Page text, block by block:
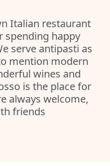
Italian restaurant
spending happy
serve antipasti as
mention modern
wines and
is the place for
always welcome,
friends